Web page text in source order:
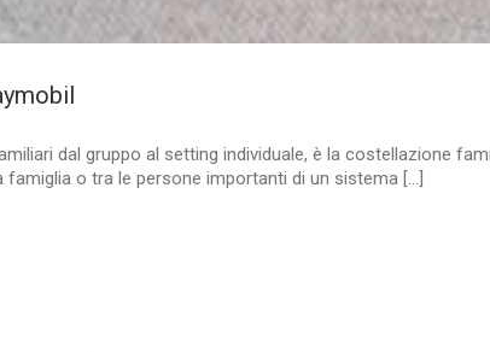
dal gruppo al setting individuale, è la costellazione
o tra le persone importanti di un sistema [...]